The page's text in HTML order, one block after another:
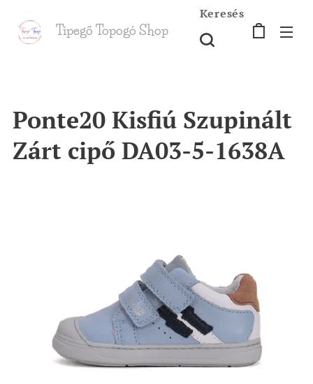
Tipegő Topogó Shop
Keresés
Ponte20 Kisfiú Szupinált
Zárt cipő DA03-5-1638A